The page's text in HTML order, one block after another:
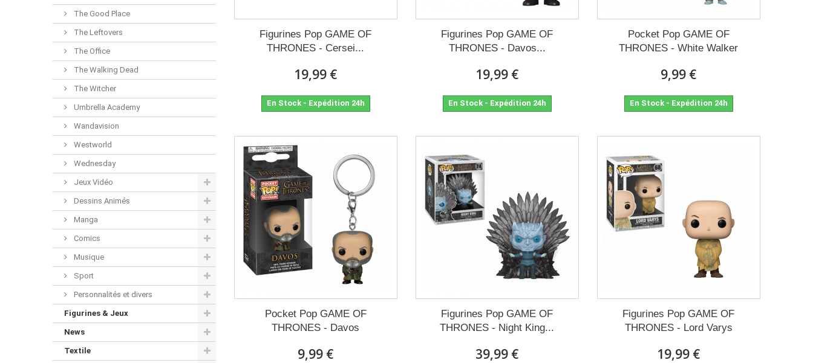
The Good Place
The Leftovers
The Office
The Walking Dead
The Witcher
Umbrella Academy
Wandavision
Westworld
Wednesday
Jeux Vidéo
Dessins Animés
Manga
Comics
Musique
Sport
Personnalités et divers
Figurines & Jeux
News
Textile
Figurines Pop GAME OF
THRONES - Cersei...
19,99 €
En Stock - Expédition 24h
Figurines Pop GAME OF
THRONES - Davos...
19,99 €
En Stock - Expédition 24h
Pocket Pop GAME OF
THRONES - White Walker
9,99 €
En Stock - Expédition 24h
Pocket Pop GAME OF
THRONES - Davos
9,99 €
Figurines Pop GAME OF
THRONES - Night King...
39,99 €
Figurines Pop GAME OF
THRONES - Lord Varys
19,99 €